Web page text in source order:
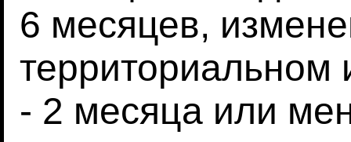
6 месяцев,
- 2 месяца или